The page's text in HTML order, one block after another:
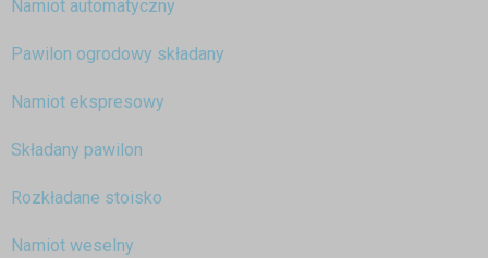
Namiot automatyczny
Pawilon ogrodowy składany
Namiot ekspresowy
Składany pawilon
Rozkładane stoisko
Namiot weselny